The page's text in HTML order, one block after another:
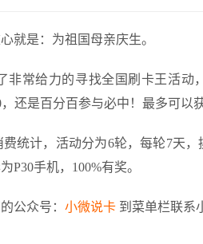
就是：为祖国母亲庆生。
非常给力的寻找全国刷卡王活动
还是百分百参与必中！最多可以
统计，活动分为6轮，每轮7天
P30手机，100%有奖。
公众号： 小微说卡 到菜单栏联系